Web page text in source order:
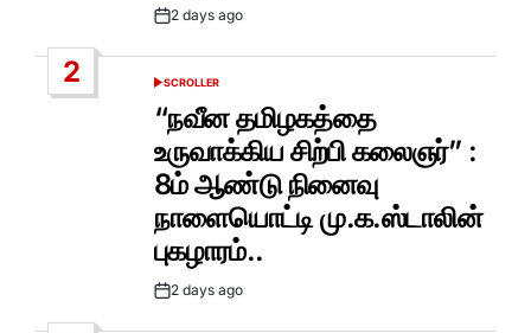
Post2 days ago
2
POSTED
SCROLLER
“நவீன தமிழகத்தை
உருவாக்கிய சிற்பி கலைஞர்” :
8ம் ஆண்டு நினைவு
நாளையொட்டி மு.க.ஸ்டாலின்
புகழாரம்..
Post2 days ago